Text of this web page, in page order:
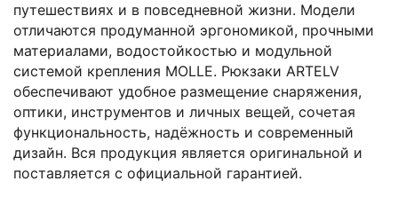
путешествиях и в повседневной жизни. Модели
отличаются продуманной эргономикой, прочными
материалами, водостойкостью и модульной
системой крепления MOLLE. Рюкзаки ARTELV
обеспечивают удобное размещение снаряжения,
оптики, инструментов и личных вещей, сочетая
функциональность, надёжность и современный
дизайн. Вся продукция является оригинальной и
поставляется с официальной гарантией.